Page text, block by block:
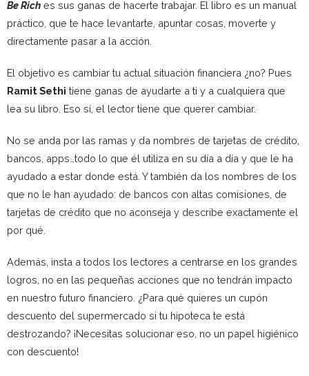
Be Rich es sus ganas de hacerte trabajar. El libro es un manual
práctico, que te hace levantarte, apuntar cosas, moverte y
directamente pasar a la acción.
El objetivo es cambiar tu actual situación financiera ¿no? Pues
Ramit Sethi tiene ganas de ayudarte a ti y a cualquiera que
lea su libro. Eso sí, el lector tiene que querer cambiar.
No se anda por las ramas y da nombres de tarjetas de crédito,
bancos, apps…todo lo que él utiliza en su día a día y que le ha
ayudado a estar donde está. Y también da los nombres de los
que no le han ayudado: de bancos con altas comisiones, de
tarjetas de crédito que no aconseja y describe exactamente el
por qué.
Además, insta a todos los lectores a centrarse en los grandes
logros, no en las pequeñas acciones que no tendrán impacto
en nuestro futuro financiero. ¿Para qué quieres un cupón
descuento del supermercado si tu hipoteca te está
destrozando? ¡Necesitas solucionar eso, no un papel higiénico
con descuento!